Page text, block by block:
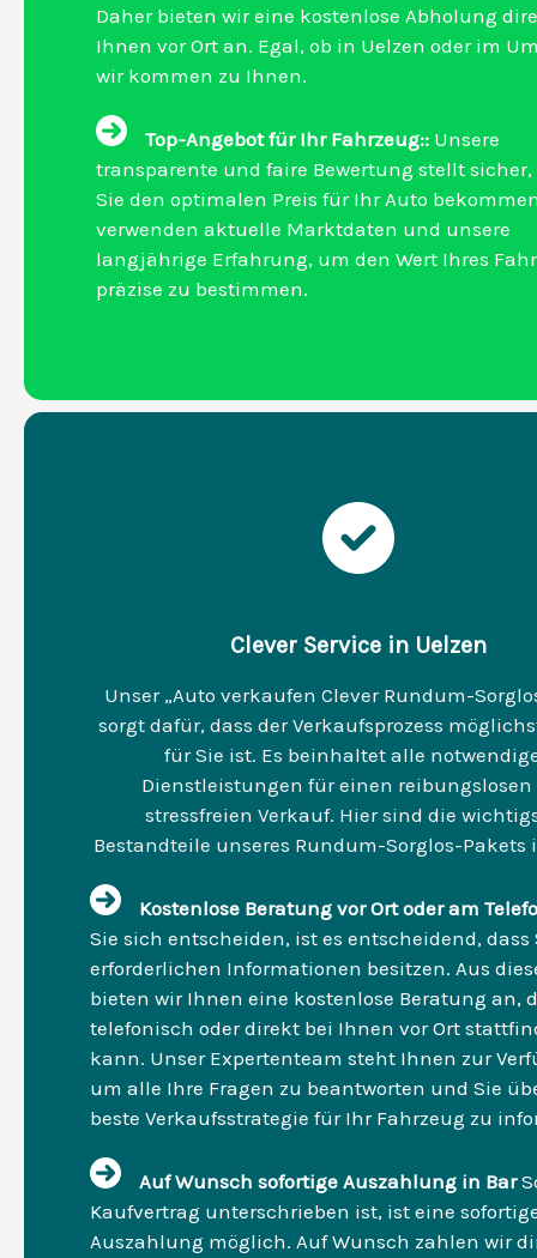
Daher bieten wir eine kostenlose Abholung
Ihnen vor Ort an. Egal, ob in Uelzen oder im
wir kommen zu Ihnen.
Top-Angebot für Ihr Fahrzeug:: Unsere
transparente und faire Bewertung stellt sicher,
Sie den optimalen Preis für Ihr Auto
verwenden aktuelle Marktdaten und unsere
langjährige Erfahrung, um den Wert Ihres
präzise zu bestimmen.
Clever Service in Uelzen
Unser „Auto verkaufen Clever Rundum-
sorgt dafür, dass der Verkaufsprozess
für Sie ist. Es beinhaltet alle
Dienstleistungen für einen
stressfreien Verkauf. Hier sind die
Bestandteile unseres Rundum-Sorglos-Pakets
Kostenlose Beratung vor Ort oder am
Sie sich entscheiden, ist es entscheidend, dass
erforderlichen Informationen besitzen. Aus
bieten wir Ihnen eine kostenlose Beratung an,
telefonisch oder direkt bei Ihnen vor Ort
kann. Unser Expertenteam steht Ihnen zur
um alle Ihre Fragen zu beantworten und Sie
beste Verkaufsstrategie für Ihr Fahrzeug zu
Auf Wunsch sofortige Auszahlung in Bar
Kaufvertrag unterschrieben ist, ist eine
Auszahlung möglich. Auf Wunsch zahlen wir